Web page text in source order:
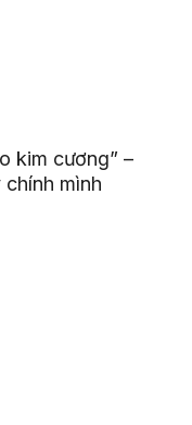
kim cương” –
mình